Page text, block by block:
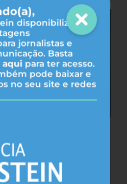
disponibiliza
jornalistas e
Basta
aqui para ter acesso.
pode baixar e
no seu site e redes
na memória após
sugere estudo